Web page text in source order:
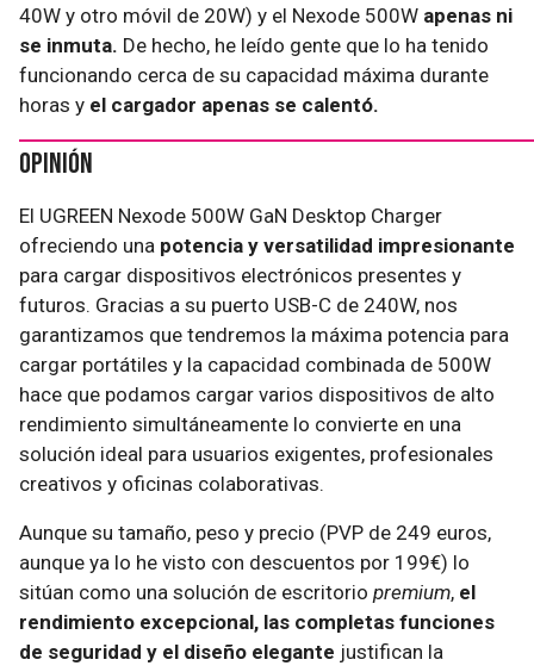
40W y otro móvil de 20W) y el Nexode 500W apenas ni
se inmuta. De hecho, he leído gente que lo ha tenido
funcionando cerca de su capacidad máxima durante
horas y el cargador apenas se calentó.
Opinión
El UGREEN Nexode 500W GaN Desktop Charger
ofreciendo una potencia y versatilidad impresionante
para cargar dispositivos electrónicos presentes y
futuros. Gracias a su puerto USB-C de 240W, nos
garantizamos que tendremos la máxima potencia para
cargar portátiles y la capacidad combinada de 500W
hace que podamos cargar varios dispositivos de alto
rendimiento simultáneamente lo convierte en una
solución ideal para usuarios exigentes, profesionales
creativos y oficinas colaborativas.
Aunque su tamaño, peso y precio (PVP de 249 euros,
aunque ya lo he visto con descuentos por 199€) lo
sitúan como una solución de escritorio premium, el
rendimiento excepcional, las completas funciones
de seguridad y el diseño elegante justifican la